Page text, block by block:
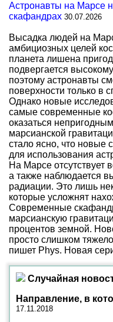
Астронавты на Марсе
скафандрах 30.07.2026
Высадка людей на
амбициозных целей
планета лишена
подвергается
поэтому астронавты
поверхности только в
Однако новые
самые современные
оказаться
марсианской
стало ясно, что новые
для использования
На Марсе отсутствует
а также наблюдается
радиации. Это лишь
которые усложнят
Современные
марсианскую
процентов земной.
просто слишком
пишет Phys. Новая
Случайная
Направление, в
17.11.2018